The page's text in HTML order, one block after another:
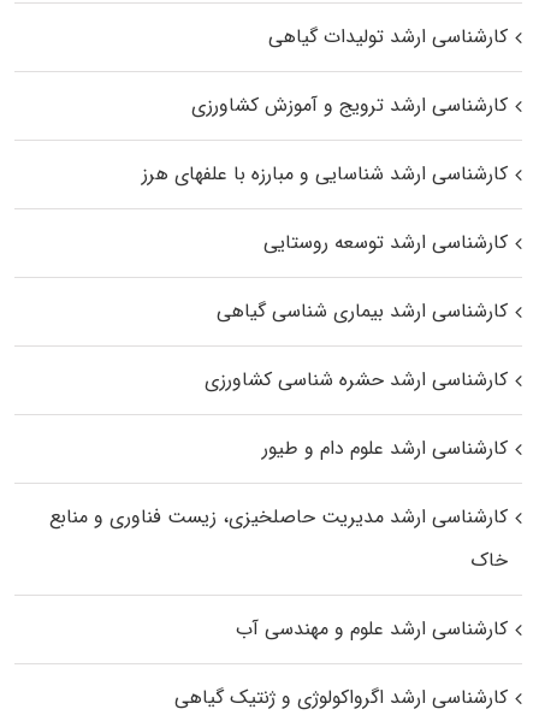
کارشناسی ارشد تولیدات گیاهی
کارشناسی ارشد ترویج و آموزش کشاورزی
کارشناسی ارشد شناسایی و مبارزه با علفهای هرز
کارشناسی ارشد توسعه روستایی
کارشناسی ارشد بیماری‌ شناسی گیاهی
کارشناسی ارشد حشره‌ شناسی کشاورزی
کارشناسی ارشد علوم دام و طیور
کارشناسی ارشد مدیریت حاصلخیزی، زیست فناوری و منابع
خاک
کارشناسی ارشد علوم و مهندسی آب
کارشناسی ارشد اگرواکولوژی و ژنتیک گیاهی